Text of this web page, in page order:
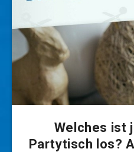
Welches ist
Partytisch los?